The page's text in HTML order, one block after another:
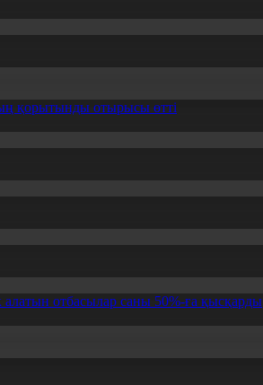
қорытынды отырысы өтті
отбасылар саны 50%-ға қысқарды